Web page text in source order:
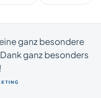
ganz besondere
ganz besonders